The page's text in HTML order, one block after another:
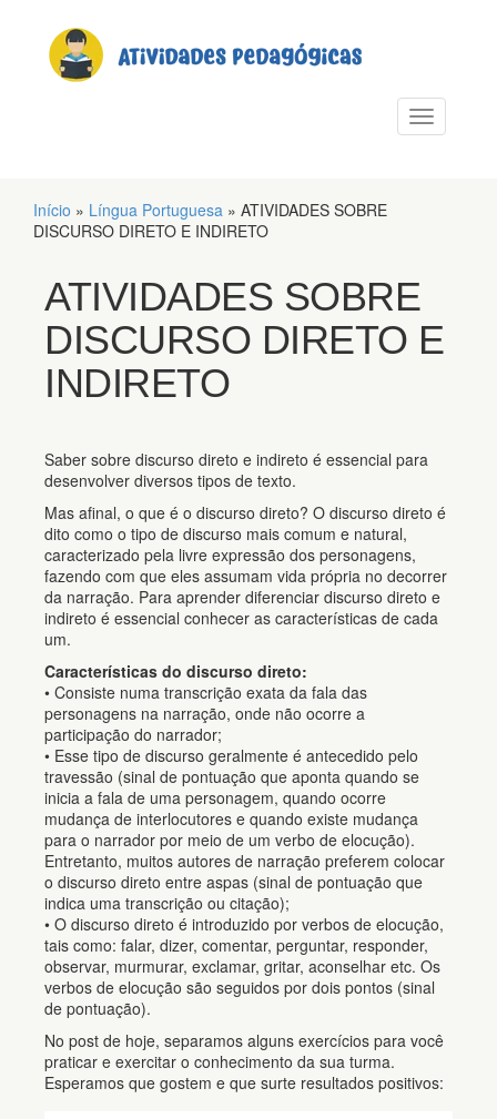
Alternar
Início » Língua Portuguesa » ATIVIDADES SOBRE
DISCURSO DIRETO E INDIRETO
ATIVIDADES SOBRE
DISCURSO DIRETO E
INDIRETO
Saber sobre discurso direto e indireto é essencial para
desenvolver diversos tipos de texto.
Mas afinal, o que é o discurso direto? O discurso direto é
dito como o tipo de discurso mais comum e natural,
caracterizado pela livre expressão dos personagens,
fazendo com que eles assumam vida própria no decorrer
da narração. Para aprender diferenciar discurso direto e
indireto é essencial conhecer as características de cada
um.
Características do discurso direto:
• Consiste numa transcrição exata da fala das
personagens na narração, onde não ocorre a
participação do narrador;
• Esse tipo de discurso geralmente é antecedido pelo
travessão (sinal de pontuação que aponta quando se
inicia a fala de uma personagem, quando ocorre
mudança de interlocutores e quando existe mudança
para o narrador por meio de um verbo de elocução).
Entretanto, muitos autores de narração preferem colocar
o discurso direto entre aspas (sinal de pontuação que
indica uma transcrição ou citação);
• O discurso direto é introduzido por verbos de elocução,
tais como: falar, dizer, comentar, perguntar, responder,
observar, murmurar, exclamar, gritar, aconselhar etc. Os
verbos de elocução são seguidos por dois pontos (sinal
de pontuação).
No post de hoje, separamos alguns exercícios para você
praticar e exercitar o conhecimento da sua turma.
Esperamos que gostem e que surte resultados positivos: